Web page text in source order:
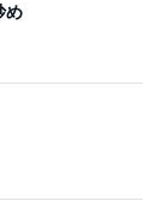
め